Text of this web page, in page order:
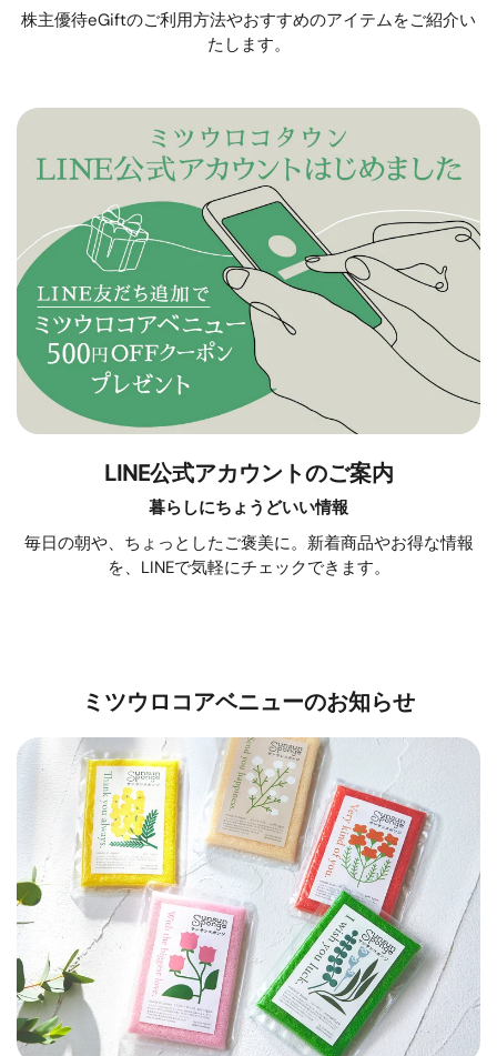
株主優待eGiftのご利用方法やおすすめのアイテムをご紹介い
たします。
LINE公式アカウントのご案内
暮らしにちょうどいい情報
毎日の朝や、ちょっとしたご褒美に。新着商品やお得な情報
を、LINEで気軽にチェックできます。
ミツウロコアベニューのお知らせ